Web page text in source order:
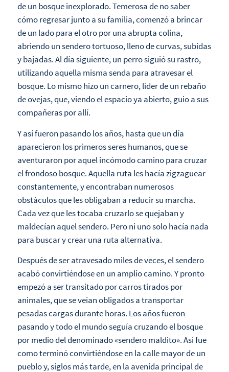
de un bosque inexplorado. Temerosa de no saber
cómo regresar junto a su familia, comenzó a brincar
de un lado para el otro por una abrupta colina,
abriendo un sendero tortuoso, lleno de curvas, subidas
y bajadas. Al día siguiente, un perro siguió su rastro,
utilizando aquella misma senda para atravesar el
bosque. Lo mismo hizo un carnero, líder de un rebaño
de ovejas, que, viendo el espacio ya abierto, guio a sus
compañeras por allí.
Y así fueron pasando los años, hasta que un día
aparecieron los primeros seres humanos, que se
aventuraron por aquel incómodo camino para cruzar
el frondoso bosque. Aquella ruta les hacía zigzaguear
constantemente, y encontraban numerosos
obstáculos que les obligaban a reducir su marcha.
Cada vez que les tocaba cruzarlo se quejaban y
maldecían aquel sendero. Pero ni uno solo hacía nada
para buscar y crear una ruta alternativa.
Después de ser atravesado miles de veces, el sendero
acabó convirtiéndose en un amplio camino. Y pronto
empezó a ser transitado por carros tirados por
animales, que se veían obligados a transportar
pesadas cargas durante horas. Los años fueron
pasando y todo el mundo seguía cruzando el bosque
por medio del denominado «sendero maldito». Así fue
como terminó convirtiéndose en la calle mayor de un
pueblo y, siglos más tarde, en la avenida principal de